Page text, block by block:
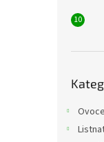
Ovoce